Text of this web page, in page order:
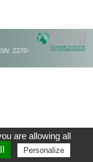
2270-
are allowing all
Personalize